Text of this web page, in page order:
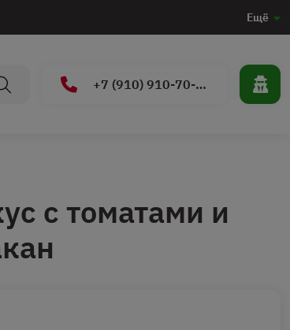
Ещё
+7 (910) 910-70-15
с томатами и